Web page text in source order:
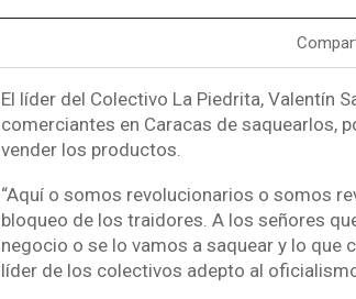
El líder del Colectivo La Piedrita, Valentín
comerciantes en Caracas de saquearlos,
vender los productos.
“Aquí o somos revolucionarios o somos
bloqueo de los traidores. A los señores
negocio o se lo vamos a saquear y lo que
líder de los colectivos adepto al